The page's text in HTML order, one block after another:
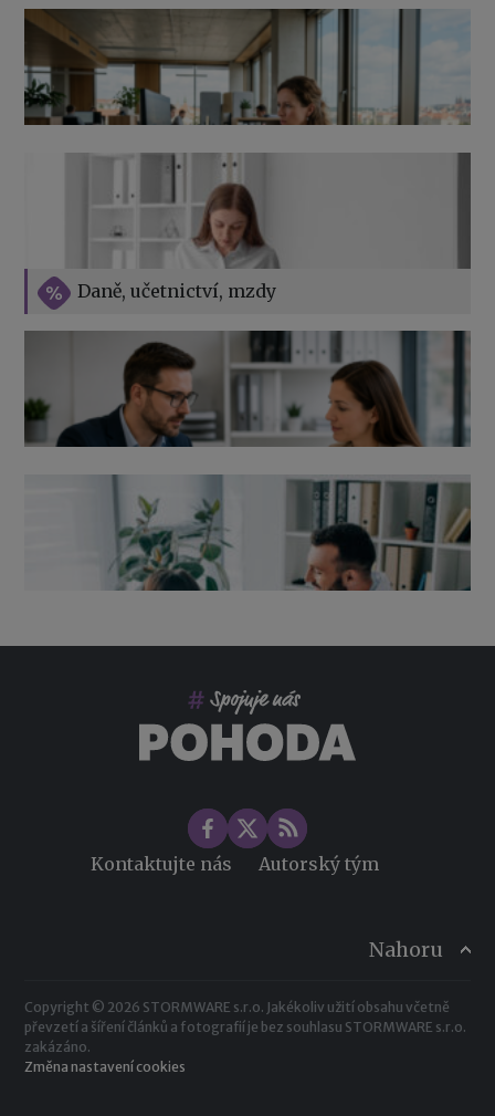
Daně, učetnictví, mzdy
Vše o překážkách v práci na straně zaměstnavatele
Výpověď ze zdravotních důvodů 2026 – průvodce pro
zaměstnavatele
Jak na podnikání při rodičovské dovolené
Přehledy pro OSSZ a zdravotní pojišťovny – jak na ně
v roce 2026
Kontaktujte nás Autorský tým
Nahoru
Copyright © 2026 STORMWARE s.r.o. Jakékoliv užití obsahu včetně
převzetí a šíření článků a fotografií je bez souhlasu STORMWARE s.r.o.
zakázáno.
Změna nastavení cookies